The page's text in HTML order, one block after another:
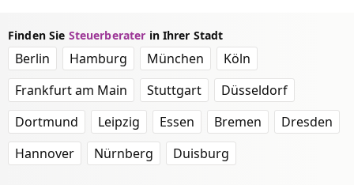
Finden Sie Steuerberater in Ihrer Stadt
Berlin Hamburg München
Köln
Frankfurt am Main
Stuttgart
Düsseldorf
Dortmund
Leipzig Essen Bremen
Dresden
Hannover
Nürnberg Duisburg